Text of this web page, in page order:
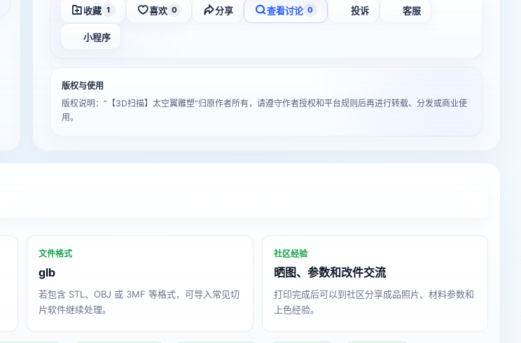
收藏 1 喜欢 0 分享 查看讨论 0 投诉 客服
小程序
版权与使用
版权说明：“【3D扫描】太空翼雕塑”归原作者所有，请遵守作者授权和平台规则后再进行转载、分发或商业使
用。
文件格式
glb
若包含 STL、OBJ 或 3MF 等格式，可导入常见切
片软件继续处理。
社区经验
晒图、参数和改件交流
打印完成后可以到社区分享成品照片、材料参数和
上色经验。